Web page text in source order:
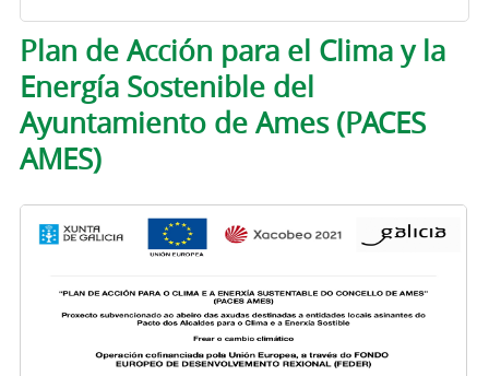
Solapas principales
Plan de Acción para el Clima y la
Energía Sostenible del
Ayuntamiento de Ames (PACES
AMES)